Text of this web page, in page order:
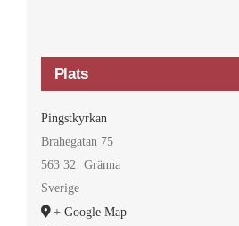
Plats
Pingstkyrkan
Brahegatan 75
563 32
Gränna
Sverige
+ Google Map